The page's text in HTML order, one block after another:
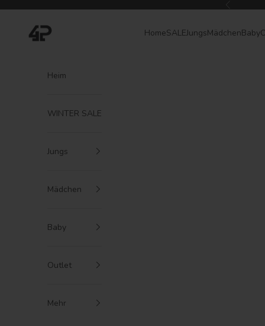
Zurück
4President HomeSALEJungsMädchenBaby
Heim
WINTER SALE
Jungs
Mädchen
Baby
Outlet
Mehr